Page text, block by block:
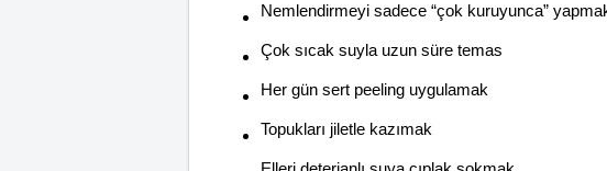
Nemlendirmeyi sadece “çok kuruyunca”
Çok sıcak suyla uzun süre temas
Her gün sert peeling uygulamak
Topukları jiletle kazımak